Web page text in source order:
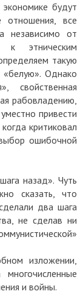
будут
отношения, все
независимо от
к этническим
такую
«белую». Однако
свойственная
рабовладению,
привести
критиковал
ошибочной
назад». Чуть
сказать, что
два шага
не сделав ни
изложении,
и войны.